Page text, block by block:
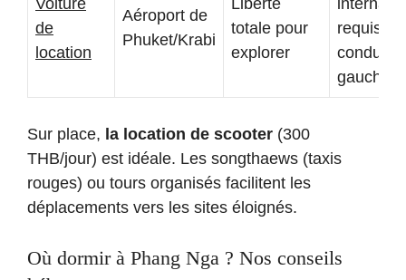
Voiture
de
location
Aéroport de
Phuket/Krabi
Liberté
totale pour
explorer
requis,
conduite
gauche
Sur place, la location de scooter (300
THB/jour) est idéale. Les songthaews (taxis
rouges) ou tours organisés facilitent les
déplacements vers les sites éloignés.
Où dormir à Phang Nga ? Nos conseils